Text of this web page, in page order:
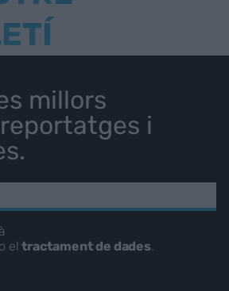
millors
i
eltractament de dades.